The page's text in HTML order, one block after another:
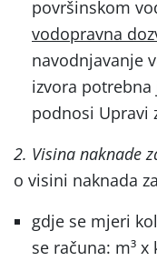
površinskom
vodopravna
navodnjavanje
izvora potrebna
podnosi Upravi
2. Visina naknade
o visini naknada
gdje se mjeri
se računa: m³